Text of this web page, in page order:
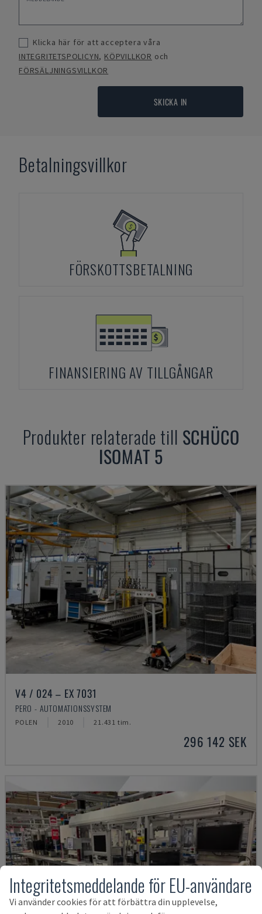
Klicka här för att acceptera våra
INTEGRITETSPOLICYN, KÖPVILLKOR och
FÖRSÄLJNINGSVILLKOR
SKICKA IN
Betalningsvillkor
FÖRSKOTTSBETALNING
FINANSIERING AV TILLGÅNGAR
Produkter relaterade till SCHÜCO
ISOMAT 5
V4 / 024 – EX 7031
PERO - AUTOMATIONSSYSTEM
POLEN 2010 21.431 tim.
296 142 SEK
Integritetsmeddelande för EU-användare
Vi använder cookies för att förbättra din upplevelse,